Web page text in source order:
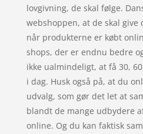
lovgivning, de skal følge.
webshoppen, at de skal give
når produkterne er købt
shops, der er endnu bedre
ikke ualmindeligt, at få 30,
i dag. Husk også på, at du
udvalg, som gør det let at
blandt de mange udbydere
online. Og du kan faktisk